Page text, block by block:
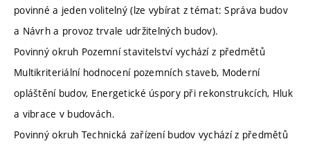
povinné a jeden volitelný (lze vybírat z témat: Správa budov
a Návrh a provoz trvale udržitelných budov).
Povinný okruh Pozemní stavitelství vychází z předmětů
Multikriteriální hodnocení pozemních staveb, Moderní
opláštění budov, Energetické úspory při rekonstrukcích, Hluk
a vibrace v budovách.
Povinný okruh Technická zařízení budov vychází z předmětů